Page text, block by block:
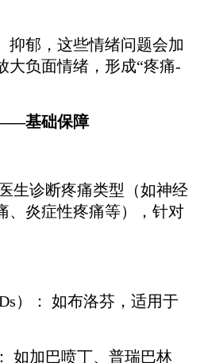
抑郁，这些情绪问题会加
大负面情绪，形成“疼痛-
基础保障
生诊断疼痛类型（如神经
、炎症性疼痛等），针对
）： 如布洛芬，适用于
如加巴喷丁、普瑞巴林